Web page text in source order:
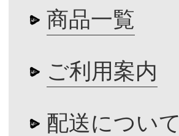
商品一覧
ご利用案内
配送について